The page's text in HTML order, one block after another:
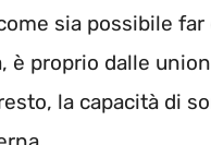
sia possibile
è proprio dalle
la capacità di